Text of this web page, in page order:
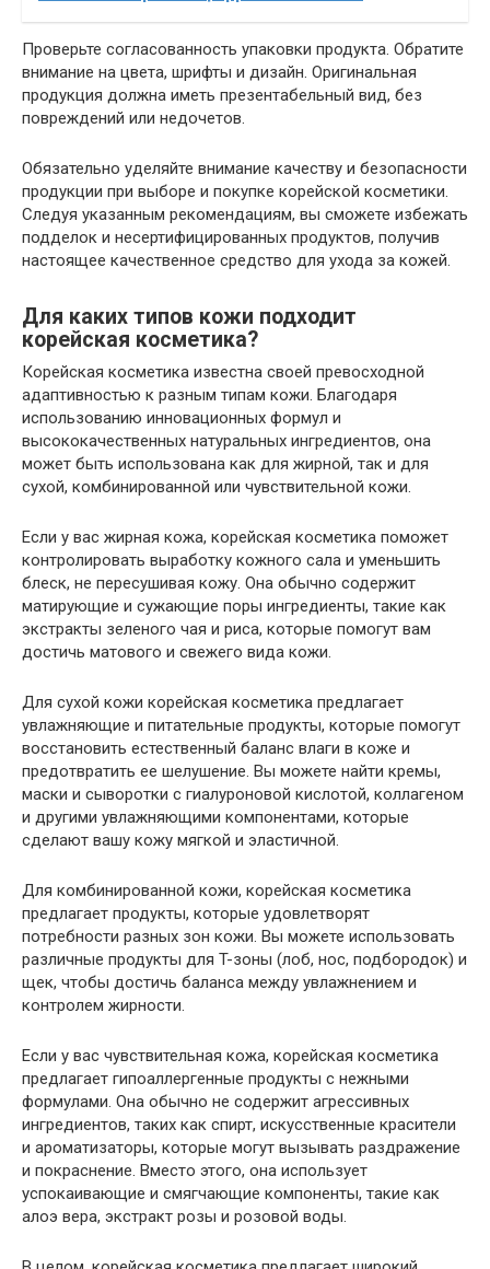
Проверьте согласованность упаковки продукта. Обратите
внимание на цвета, шрифты и дизайн. Оригинальная
продукция должна иметь презентабельный вид, без
повреждений или недочетов.
Обязательно уделяйте внимание качеству и безопасности
продукции при выборе и покупке корейской косметики.
Следуя указанным рекомендациям, вы сможете избежать
подделок и несертифицированных продуктов, получив
настоящее качественное средство для ухода за кожей.
Для каких типов кожи подходит
корейская косметика?
Корейская косметика известна своей превосходной
адаптивностью к разным типам кожи. Благодаря
использованию инновационных формул и
высококачественных натуральных ингредиентов, она
может быть использована как для жирной, так и для
сухой, комбинированной или чувствительной кожи.
Если у вас жирная кожа, корейская косметика поможет
контролировать выработку кожного сала и уменьшить
блеск, не пересушивая кожу. Она обычно содержит
матирующие и сужающие поры ингредиенты, такие как
экстракты зеленого чая и риса, которые помогут вам
достичь матового и свежего вида кожи.
Для сухой кожи корейская косметика предлагает
увлажняющие и питательные продукты, которые помогут
восстановить естественный баланс влаги в коже и
предотвратить ее шелушение. Вы можете найти кремы,
маски и сыворотки с гиалуроновой кислотой, коллагеном
и другими увлажняющими компонентами, которые
сделают вашу кожу мягкой и эластичной.
Для комбинированной кожи, корейская косметика
предлагает продукты, которые удовлетворят
потребности разных зон кожи. Вы можете использовать
различные продукты для T-зоны (лоб, нос, подбородок) и
щек, чтобы достичь баланса между увлажнением и
контролем жирности.
Если у вас чувствительная кожа, корейская косметика
предлагает гипоаллергенные продукты с нежными
формулами. Она обычно не содержит агрессивных
ингредиентов, таких как спирт, искусственные красители
и ароматизаторы, которые могут вызывать раздражение
и покраснение. Вместо этого, она использует
успокаивающие и смягчающие компоненты, такие как
алоэ вера, экстракт розы и розовой воды.